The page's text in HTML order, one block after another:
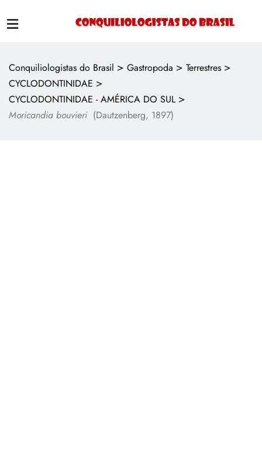
Conquiliologistas do Brasil > Gastropoda > Terrestres >
CYCLODONTINIDAE >
CYCLODONTINIDAE - AMÉRICA DO SUL >
Moricandia bouvieri (Dautzenberg, 1897)